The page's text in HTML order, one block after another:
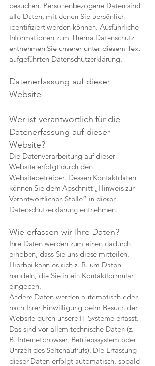
besuchen. Personenbezogene Daten sind
alle Daten, mit denen Sie persönlich
identifiziert werden können. Ausführliche
Informationen zum Thema Datenschutz
entnehmen Sie unserer unter diesem Text
aufgeführten Datenschutzerklärung.
Datenerfassung auf dieser
Website
Wer ist verantwortlich für die
Datenerfassung auf dieser
Website?
Die Datenverarbeitung auf dieser
Website erfolgt durch den
Websitebetreiber. Dessen Kontaktdaten
können Sie dem Abschnitt „Hinweis zur
Verantwortlichen Stelle“ in dieser
Datenschutzerklärung entnehmen.
Wie erfassen wir Ihre Daten?
Ihre Daten werden zum einen dadurch
erhoben, dass Sie uns diese mitteilen.
Hierbei kann es sich z. B. um Daten
handeln, die Sie in ein Kontaktformular
eingeben.
Andere Daten werden automatisch oder
nach Ihrer Einwilligung beim Besuch der
Website durch unsere IT-Systeme erfasst.
Das sind vor allem technische Daten (z.
B. Internetbrowser, Betriebssystem oder
Uhrzeit des Seitenaufrufs). Die Erfassung
dieser Daten erfolgt automatisch, sobald